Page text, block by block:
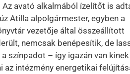
Az avató alkalmából ízelítőt is
Atilla alpolgármester, egyben a
vezetője által összeállított
nemcsak benépesítik, de
színpadot – így igazán van
az intézmény energetikai